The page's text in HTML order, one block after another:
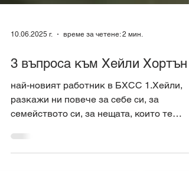
10.06.2025 г. време за четене: 2 мин.
3 въпроса към Хейли Хортън
най-новият работник в БХСС 1.Хейли,
разкажи ни повече за себе си, за